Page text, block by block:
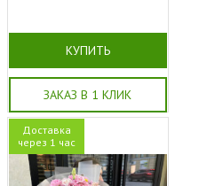
КУПИТЬ
ЗАКАЗ В 1 КЛИК
Доставка
через 1 час